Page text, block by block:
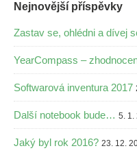
Nejnovější příspěvky
Zastav se, ohlédni a dívej
YearCompass –
Softwarová inventura 2017
Další notebook bude… 5. 1.
Jaký byl rok 2016? 23. 12.